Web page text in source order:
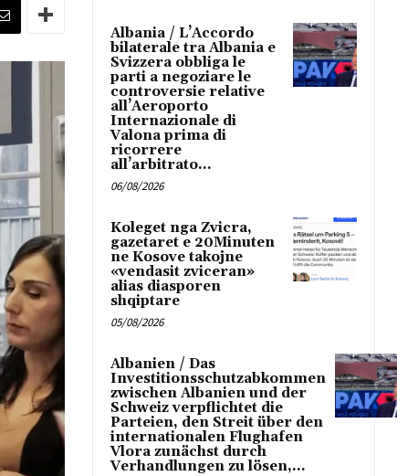
Albania / L’Accordo
bilaterale tra Albania e
Svizzera obbliga le
parti a negoziare le
controversie relative
all’Aeroporto
Internazionale di
Valona prima di
ricorrere
all’arbitrato...
06/08/2026
Koleget nga Zvicra,
gazetaret e 20Minuten
ne Kosove takojne
«vendasit zviceran»
alias diasporen
shqiptare
05/08/2026
Albanien / Das
Investitionsschutzabkommen
zwischen Albanien und der
Schweiz verpflichtet die
Parteien, den Streit über den
internationalen Flughafen
Vlora zunächst durch
Verhandlungen zu lösen,...